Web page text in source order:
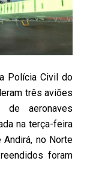
Polícia Civil do
três aviões
aeronaves
na terça-feira
no Norte
foram